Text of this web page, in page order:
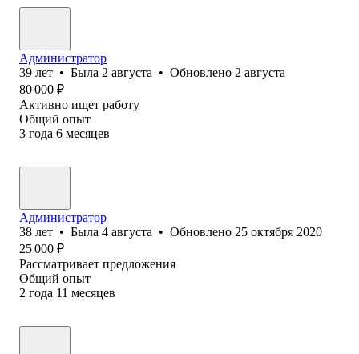
Администратор
39 лет • Была 2 августа • Обновлено 2 августа
80 000 ₽
Активно ищет работу
Общий опыт
3 года 6 месяцев
Администратор
38 лет • Была 4 августа • Обновлено 25 октября 2020
25 000 ₽
Рассматривает предложения
Общий опыт
2 года 11 месяцев